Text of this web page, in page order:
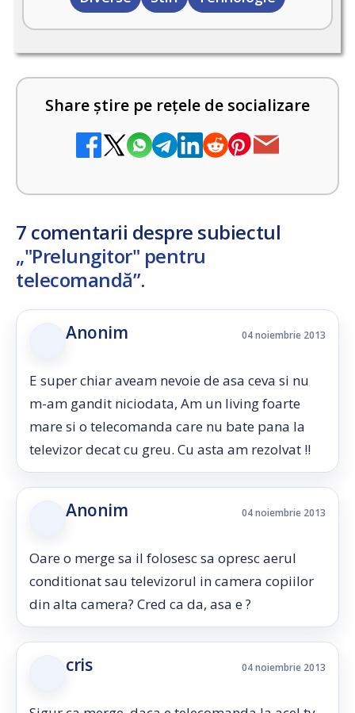
Share știre pe rețele de socializare
7 comentarii despre subiectul
„"Prelungitor" pentru
telecomandă”.
Anonim 04 noiembrie 2013
E super chiar aveam nevoie de asa ceva si nu
m-am gandit niciodata, Am un living foarte
mare si o telecomanda care nu bate pana la
televizor decat cu greu. Cu asta am rezolvat !!
Anonim 04 noiembrie 2013
Oare o merge sa il folosesc sa opresc aerul
conditionat sau televizorul in camera copiilor
din alta camera? Cred ca da, asa e ?
cris 04 noiembrie 2013